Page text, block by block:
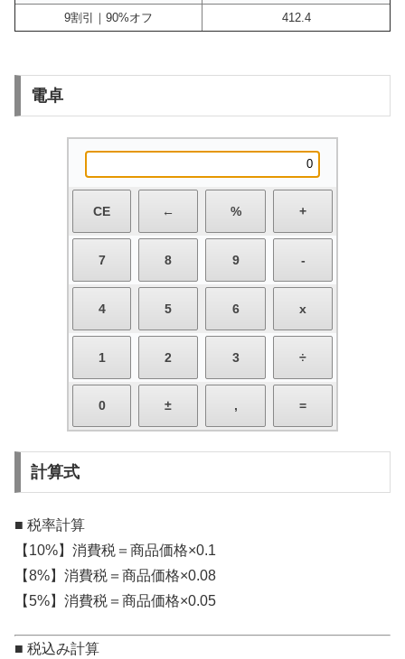
9割引｜90%オフ
412.4
電卓
計算式
■ 税率計算
【10%】消費税＝商品価格×0.1
【8%】消費税＝商品価格×0.08
【5%】消費税＝商品価格×0.05
■ 税込み計算